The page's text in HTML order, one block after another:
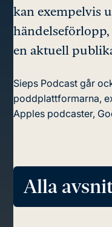
kan exempelvis
en aktuell
Sieps Podcast går
poddplattformarna,
Apples podcaster,
Alla